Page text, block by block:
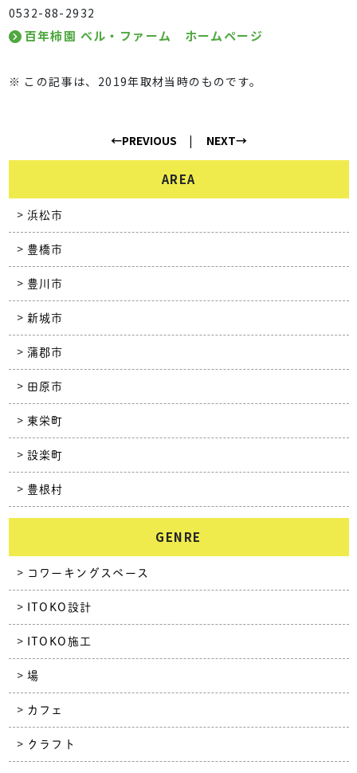
0532-88-2932
百年柿園 ベル・ファーム ホームページ
※ この記事は、2019年取材当時のものです。
←PREVIOUS NEXT→
AREA
浜松市
豊橋市
豊川市
新城市
蒲郡市
田原市
東栄町
設楽町
豊根村
GENRE
コワーキングスペース
ITOKO設計
ITOKO施工
場
カフェ
クラフト